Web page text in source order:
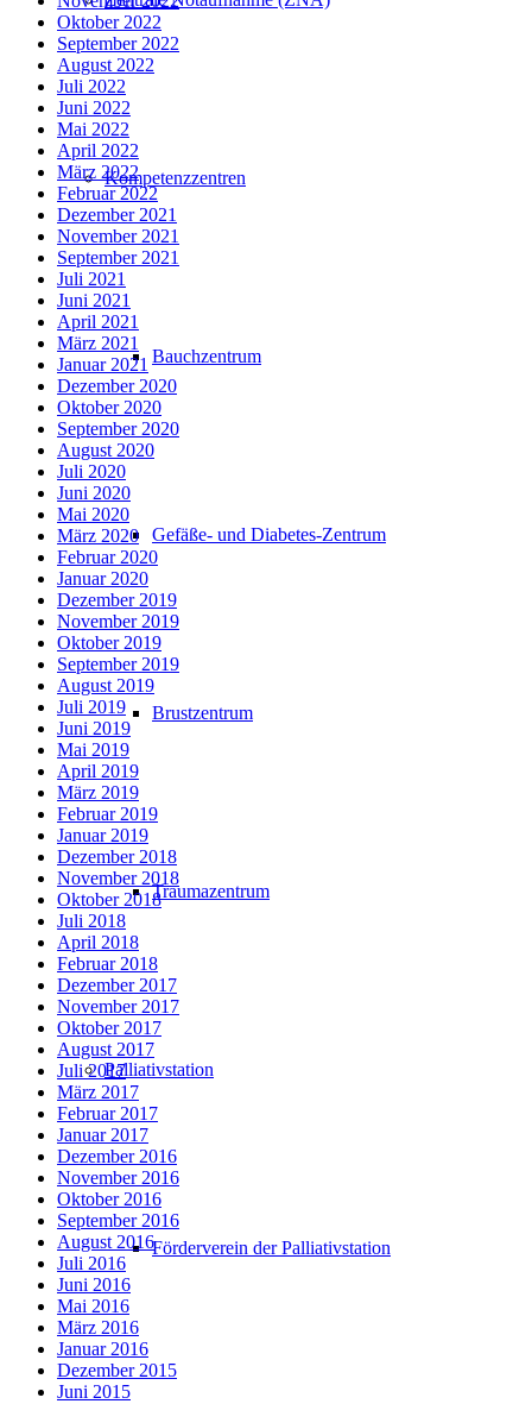
Kompetenzzentren
Bauchzentrum
Gefäße- und Diabetes-Zentrum
Brustzentrum
Traumazentrum
Palliativstation
Förderverein der Palliativstation
Oktober 2022
September 2022
August 2022
Juli 2022
Juni 2022
Mai 2022
April 2022
März 2022
Februar 2022
Dezember 2021
November 2021
September 2021
Juli 2021
Juni 2021
April 2021
März 2021
Januar 2021
Dezember 2020
Oktober 2020
September 2020
August 2020
Juli 2020
Juni 2020
Mai 2020
März 2020
Februar 2020
Januar 2020
Dezember 2019
November 2019
Oktober 2019
September 2019
August 2019
Juli 2019
Juni 2019
Mai 2019
April 2019
März 2019
Februar 2019
Januar 2019
Dezember 2018
November 2018
Oktober 2018
Juli 2018
April 2018
Februar 2018
Dezember 2017
November 2017
Oktober 2017
August 2017
Juli 2017
März 2017
Februar 2017
Januar 2017
Dezember 2016
November 2016
Oktober 2016
September 2016
August 2016
Juli 2016
Juni 2016
Mai 2016
März 2016
Januar 2016
Dezember 2015
Juni 2015